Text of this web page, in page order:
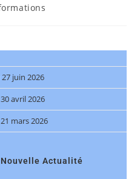
juin 2026
avril 2026
mars 2026
Nouvelle Actualité